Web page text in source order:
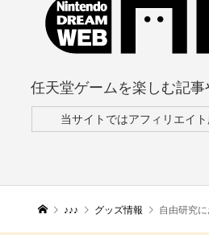
任天堂ゲームを楽しむ記
当サイトではアフィリエイ
♪♪♪ グッズ情報 自由研究に